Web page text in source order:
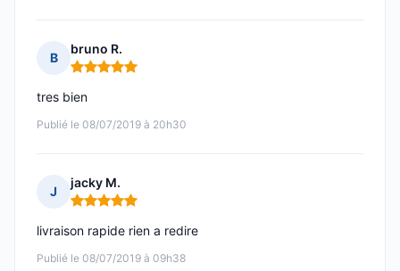
B
bruno R.
Note : 5 sur 5
Publié le 08/07/2019 à 20h30
tres bien
J
jacky M.
Note : 5 sur 5
Publié le 08/07/2019 à 09h38
livraison rapide rien a redire